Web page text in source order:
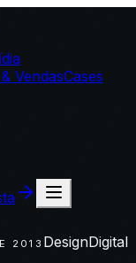
VendasCases
2013 DesignDigital